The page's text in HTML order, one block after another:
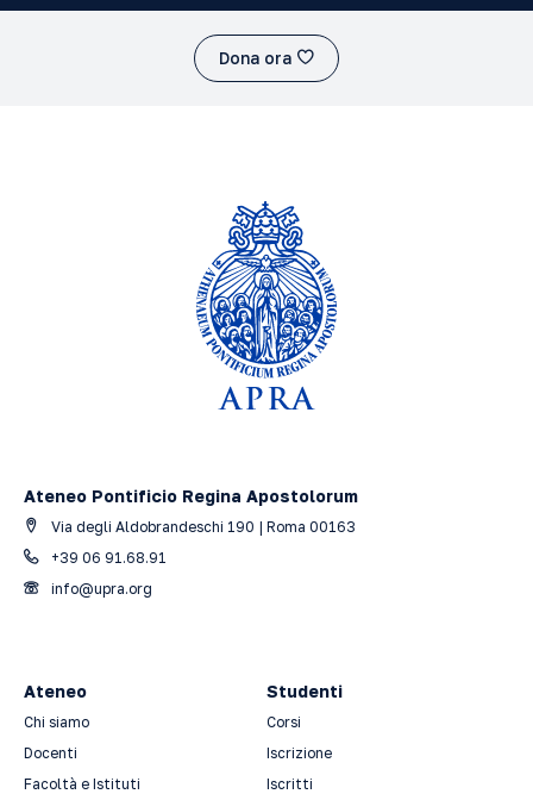
Dona ora
Ateneo Pontificio Regina Apostolorum
Via degli Aldobrandeschi 190 | Roma 00163
+39 06 91.68.91
info@upra.org
Ateneo
Chi siamo
Docenti
Facoltà e Istituti
Studenti
Corsi
Iscrizione
Iscritti